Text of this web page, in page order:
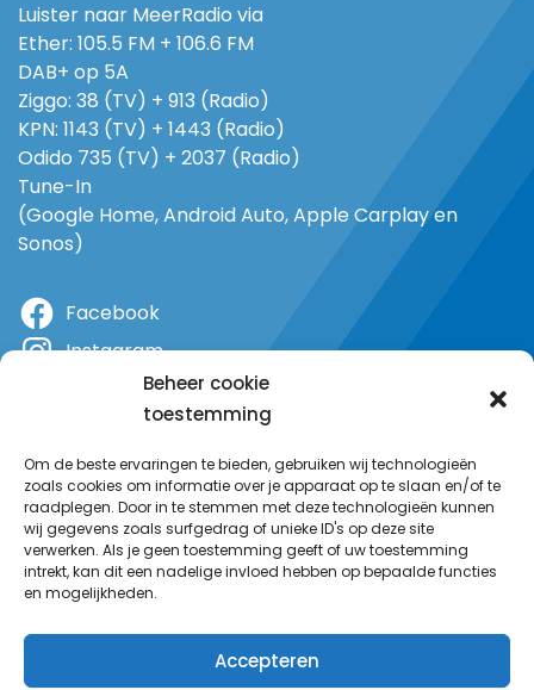
Beheer cookie
toestemming
Om de beste ervaringen te bieden, gebruiken wij technologieën
zoals cookies om informatie over je apparaat op te slaan en/of te
raadplegen. Door in te stemmen met deze technologieën kunnen
wij gegevens zoals surfgedrag of unieke ID's op deze site
verwerken. Als je geen toestemming geeft of uw toestemming
intrekt, kan dit een nadelige invloed hebben op bepaalde functies
en mogelijkheden.
Accepteren
Luister naar MeerRadio via
Ether: 105.5 FM + 106.6 FM
DAB+ op 5A
Ziggo: 38 (TV) + 913 (Radio)
KPN: 1143 (TV) + 1443 (Radio)
Odido 735 (TV) + 2037 (Radio)
Tune-In
(Google Home, Android Auto, Apple Carplay en
Sonos)
Facebook
Instagram
YouTube